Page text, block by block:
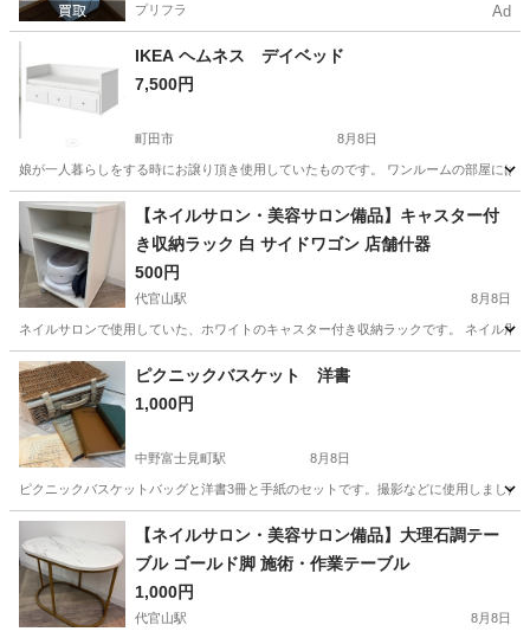
プリフラ Ad
IKEA ヘムネス デイベッド
7,500円
町田市 8月8日
娘が一人暮らしをする時にお譲り頂き使用していたものです。 ワンルームの部屋に
東京 町田市 ベッド
【ネイルサロン・美容サロン備品】キャスター付
き収納ラック 白 サイドワゴン 店舗什器
500円
代官山駅 8月8日
ネイルサロンで使用していた、ホワイトのキャスター付き収納ラックです。 ネイル
東京 渋谷区 代官山駅 収納家具 ネイルサロン
ピクニックバスケット 洋書
1,000円
中野富士見町駅 8月8日
ピクニックバスケットバッグと洋書3冊と手紙のセットです。撮影などに使用しました
東京 中野区 中野富士見町駅 家具
【ネイルサロン・美容サロン備品】大理石調テー
ブル ゴールド脚 施術・作業テーブル
1,000円
代官山駅 8月8日